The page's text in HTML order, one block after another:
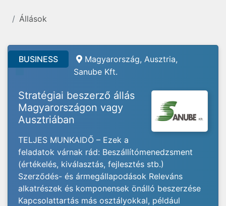
Állások
BUSINESS
Magyarország, Ausztria,
Sanube Kft.
Stratégiai beszerző állás
Magyarországon vagy
Ausztriában
TELJES MUNKAIDŐ – Ezek a
feladatok várnak rád: Beszállítómenedzsment
(értékelés, kiválasztás, fejlesztés stb.)
Szerződés- és ármegállapodások Releváns
alkatrészek és komponensek önálló beszerzése
Kapcsolattartás más osztályokkal, például